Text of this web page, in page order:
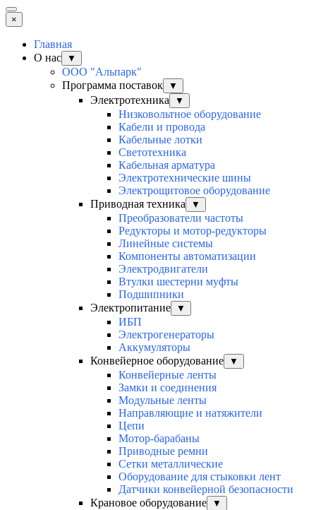
×
Главная
О нас
▼
ООО "Альпарк"
Программа поставок
▼
Электротехника ▼
Низковольтное оборудование
Кабели и провода
Кабельные лотки
Светотехника
Кабельная арматура
Электротехнические шины
Электрощитовое оборудование
Приводная техника
▼
Преобразователи частоты
Редукторы и мотор-редукторы
Линейные системы
Компоненты автоматизации
Электродвигатели
Втулки шестерни муфты
Подшипники
Электропитание
▼
ИБП
Электрогенераторы
Аккумуляторы
Конвейерное оборудование
▼
Конвейерные ленты
Замки и соединения
Модульные ленты
Направляющие и натяжители
Цепи
Мотор-барабаны
Приводные ремни
Сетки металлические
Оборудование для стыковки лент
Датчики конвейерной безопасности
Крановое оборудование
▼